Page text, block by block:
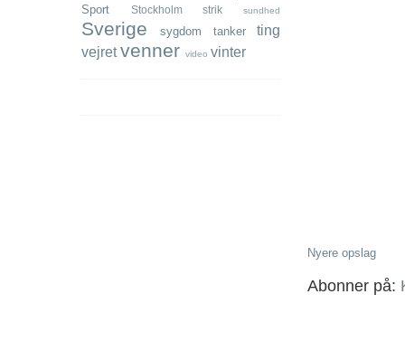
Nyere opslag
Abonner på:
Sport Stockholm strik sundhed
Sverige sygdom tanker
ting
vejret venner video vinter